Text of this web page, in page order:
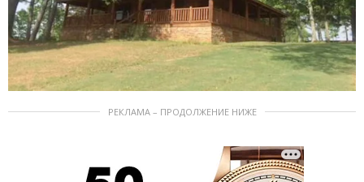
РЕКЛАМА – ПРОДОЛЖЕНИЕ НИЖЕ